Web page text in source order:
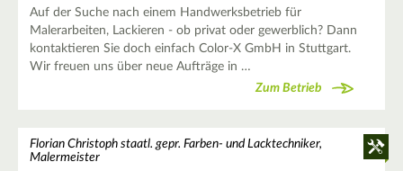
Auf der Suche nach einem Handwerksbetrieb für
Malerarbeiten, Lackieren - ob privat oder gewerblich? Dann
kontaktieren Sie doch einfach Color-X GmbH in Stuttgart.
Wir freuen uns über neue Aufträge in …
Zum Betrieb
Florian Christoph staatl. gepr. Farben- und Lacktechniker,
Malermeister